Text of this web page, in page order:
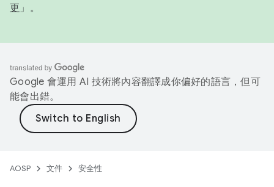
更 」。
Google 會運用 AI 技術將內容翻譯成你偏好的語言，但可
能會出錯。
AOSP 文件 安全性